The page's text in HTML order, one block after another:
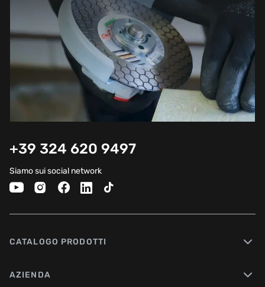
+39 324 620 9497
Siamo sui social network
CATALOGO PRODOTTI
AZIENDA